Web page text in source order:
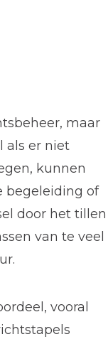
maar
als er niet
kunnen
begeleiding of
door het tillen
van te veel
vooral